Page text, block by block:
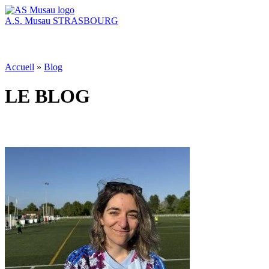
A.S. Musau STRASBOURG
Accueil » Blog
LE BLOG